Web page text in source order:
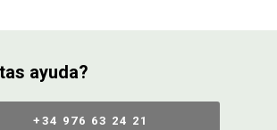
ayuda?
+34 976 63 24 21